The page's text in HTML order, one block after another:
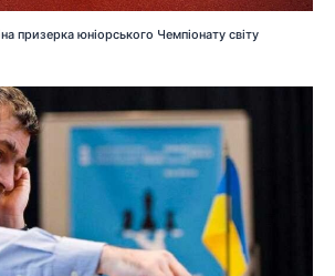
призерка юніорського Чемпіонату світу